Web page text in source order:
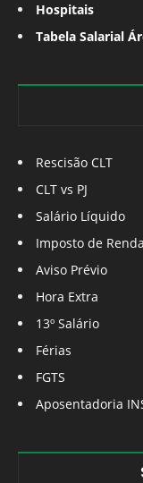
Hospitais
Tabela Salarial
Rescisão CLT
CLT vs PJ
Salário Líquido
Imposto de
Aviso Prévio
Hora Extra
13º Salário
Férias
FGTS
Aposentadoria